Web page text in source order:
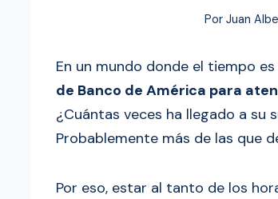
Por Juan
En un mundo donde el tiempo
de Banco de América para
¿Cuántas veces ha llegado a su
Probablemente más de las que
Por eso, estar al tanto de los